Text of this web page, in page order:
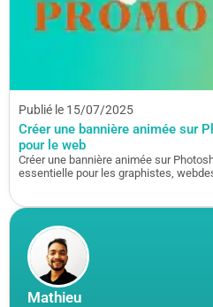
Mathieu
Publié le 15/07/2025
Créer une bannière animée sur
pour le web
Créer une bannière animée sur
essentielle pour les graphistes,